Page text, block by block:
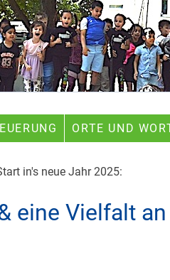
ORTE UND
in's neue Jahr 2025:
eine Vielfalt an